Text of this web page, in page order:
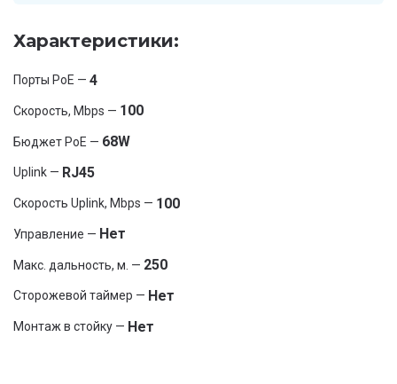
Характеристики:
Порты PoE — 4
Скорость, Mbps — 100
Бюджет PoE — 68W
Uplink — RJ45
Скорость Uplink, Mbps — 100
Управление — Нет
Макс. дальность, м. — 250
Сторожевой таймер — Нет
Монтаж в стойку — Нет